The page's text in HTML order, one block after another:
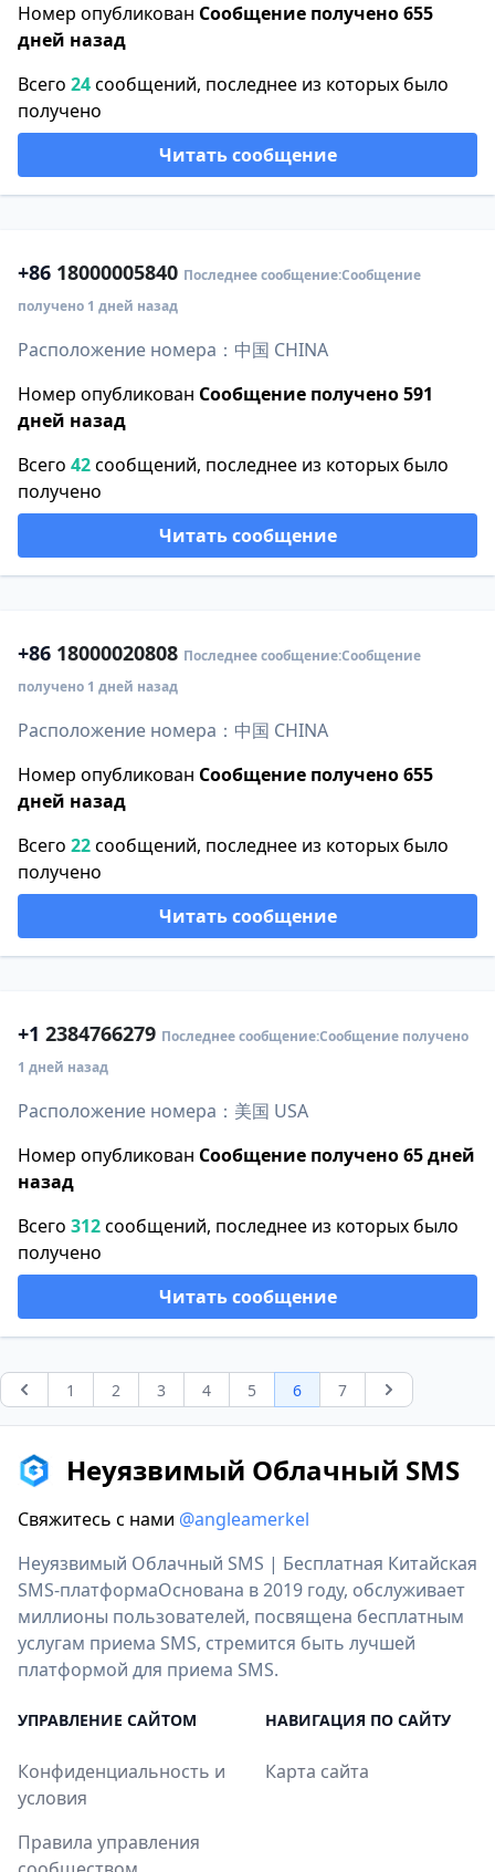
Номер опубликован Сообщение получено 655
дней назад
Всего 24сообщений, последнее из которых было
получено
Читать сообщение
+86 18000005840 Последнее сообщение:Сообщение
получено 1 дней назад
Расположение номера：中国 CHINA
Номер опубликован Сообщение получено 591
дней назад
Всего 42сообщений, последнее из которых было
получено
Читать сообщение
+86 18000020808 Последнее сообщение:Сообщение
получено 1 дней назад
Расположение номера：中国 CHINA
Номер опубликован Сообщение получено 655
дней назад
Всего 22сообщений, последнее из которых было
получено
Читать сообщение
+1 2384766279 Последнее сообщение:Сообщение получено
1 дней назад
Расположение номера：美国 USA
Номер опубликован Сообщение получено 65 дней
назад
Всего 312сообщений, последнее из которых было
получено
Читать сообщение
Previous
1 2 3 4 5 6 7 Next
Неуязвимый Облачный SMS
Свяжитесь с нами @angleamerkel
Неуязвимый Облачный SMS | Бесплатная Китайская
SMS-платформаОснована в 2019 году, обслуживает
миллионы пользователей, посвящена бесплатным
услугам приема SMS, стремится быть лучшей
платформой для приема SMS.
УПРАВЛЕНИЕ САЙТОМ
Конфиденциальность и
условия
Правила управления
НАВИГАЦИЯ ПО САЙТУ
Карта сайта